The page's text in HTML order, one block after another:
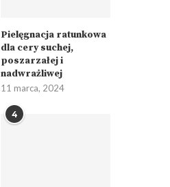
Pielęgnacja ratunkowa
dla cery suchej,
poszarzałej i
nadwrażliwej
11 marca, 2024
4